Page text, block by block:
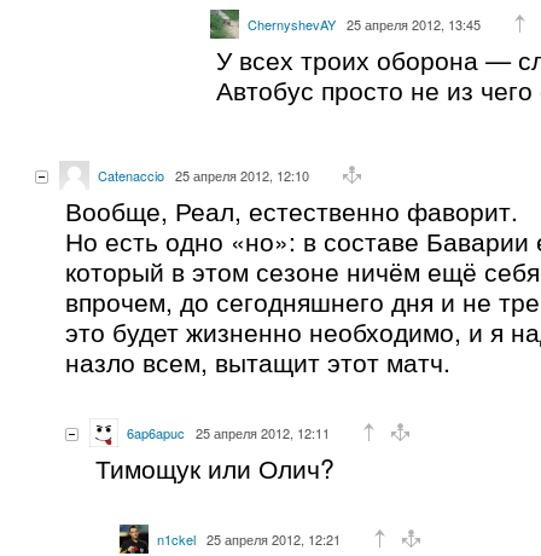
ChernyshevAY 25 апреля 2012, 13:45
У всех троих оборона —
Автобус просто не из
Catenaccio 25 апреля 2012, 12:10
Вообще, Реал, естественно фаворит.
Но есть одно «но»: в составе Баварии
который в этом сезоне ничём ещё
впрочем, до сегодняшнего дня и не
это будет жизненно необходимо, и я
назло всем, вытащит этот матч.
6ap6apuc 25 апреля 2012, 12:11
Тимощук или Олич?
n1ckel 25 апреля 2012, 12:21